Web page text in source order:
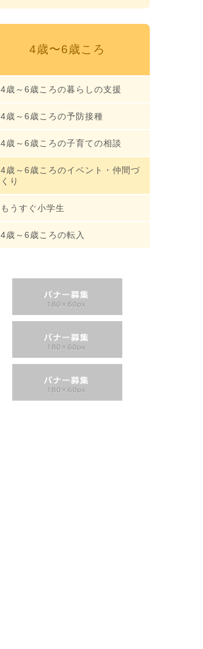
4歳〜6歳ころ
4歳～6歳ころの暮らしの支援
4歳～6歳ころの予防接種
4歳～6歳ころの子育ての相談
4歳～6歳ころのイベント・仲間づ
くり
もうすぐ小学生
4歳～6歳ころの転入